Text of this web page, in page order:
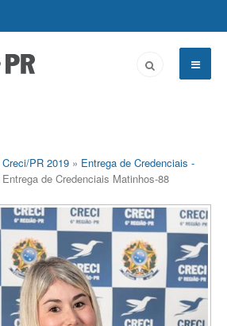
PR 2019 » Entrega de Credenciais -
Entrega de Credenciais Matinhos-88